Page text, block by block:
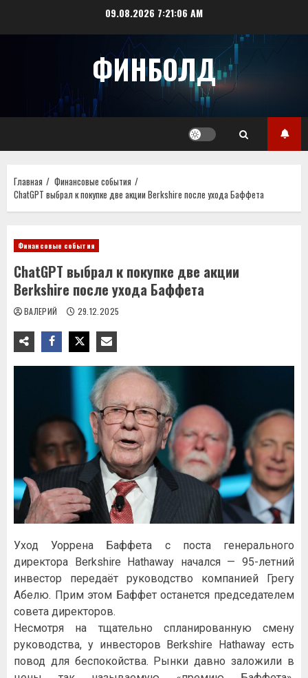
09.08.2026 7:21:07 AM
ФИНБОЛД
Главная
Финансовые события
ChatGPT выбрал к покупке две акции Berkshire после ухода Баффета
Финансовые события
ChatGPT выбрал к покупке две акции
Berkshire после ухода Баффета
ВАЛЕРИЙ 29.12.2025
Уход Уоррена Баффета с поста генерального
директора Berkshire Hathaway начался — 95-летний
инвестор передаёт руководство компанией Грегу
Абелю. Прим этом Баффет останется председателем
совета директоров.
Несмотря на тщательно спланированную смену
руководства, у инвесторов Berkshire Hathaway есть
повод для беспокойства. Рынки давно заложили в